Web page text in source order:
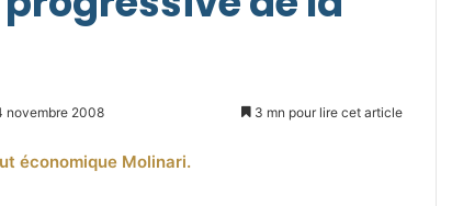
novembre 2008 3 mn pour lire cet article
économique Molinari.